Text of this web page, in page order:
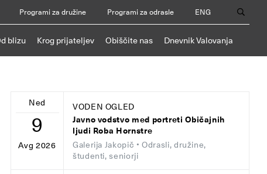
Programi za družine Programi za odrasle ENG
blizu Krog prijateljev Obiščite nas Dnevnik Valovanja
Ned
9
Avg 2026
VODEN OGLED
Javno vodstvo med portreti Običajnih
ljudi Roba Hornstre
Galerija Jakopič • Odrasli, družine,
študenti, seniorji